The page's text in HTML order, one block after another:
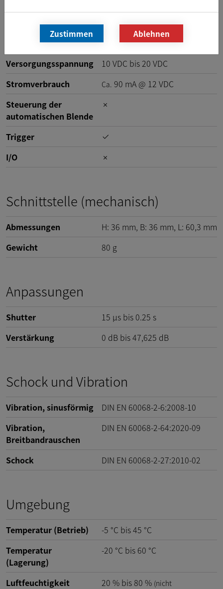
Schnittstelle (elektrisch)
Schnittstelle
GMSL2
Versorgungsspannung
10 VDC bis20 VDC
Stromverbrauch
Ca. 90 mA @ 12 VDC
Steuerung der
automatischen Blende
Trigger
I/O
Schnittstelle (mechanisch)
Abmessungen H: 36 mm, B: 36 mm, L: 60,3 mm
Gewicht
80 g
Anpassungen
Shutter
15 µs bis 0.25 s
Verstärkung
0 dB bis47,625 dB
Schock und Vibration
Vibration, sinusförmig
DIN EN 60068-2-6:2008-10
Vibration,
Breitbandrauschen
DIN EN 60068-2-64:2020-09
Schock DIN EN 60068-2-27:2010-02
Umgebung
Temperatur (Betrieb) -5 °C bis45 °C
Temperatur
(Lagerung)
-20 °C bis 60 °C
Luftfeuchtigkeit
20 % bis80 % (nicht
Zustimmen Ablehnen